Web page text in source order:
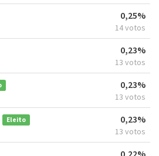
0,25%
14 votos
0,23%
13 votos
0,23%
13 votos
Eleito 0,23%
13 votos